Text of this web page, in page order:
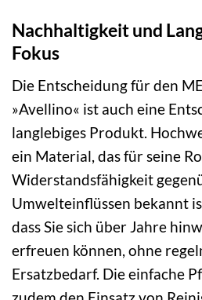
Nachhaltigkeit und
Fokus
Die Entscheidung für den
»Avellino« ist auch eine
langlebiges Produkt.
ein Material, das für seine
Widerstandsfähigkeit
Umwelteinflüssen bekannt
dass Sie sich über Jahre
erfreuen können, ohne
Ersatzbedarf. Die einfache